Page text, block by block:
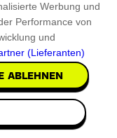
Ledertasche
sie hat einen
sich leicht
Purse ist in
die zu Ihrem Stil
sich von der
Werbung und
Performance von
und
(Lieferanten)
ABLEHNEN